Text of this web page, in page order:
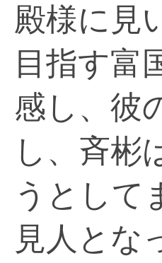
殿様に見
目指す富
感し、彼
し、斉彬
うとして
見人とな